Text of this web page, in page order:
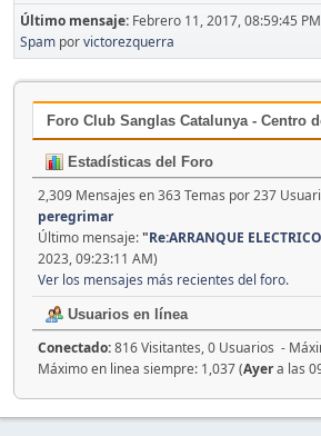
Último mensaje: Febrero 11, 2017, 08:59:45 PM
Spam porvictorezquerra
Foro Club Sanglas Catalunya - Centro
Estadísticas del Foro
2,309 Mensajes en 363 Temas por 237
peregrimar
Último mensaje:"Re:ARRANQUE
2023, 09:23:11 AM)
Ver los mensajes más recientes del foro.
Usuarios en línea
Conectado:816 Visitantes, 0 Usuarios -
Máximo en linea siempre: 1,037 (Ayera las